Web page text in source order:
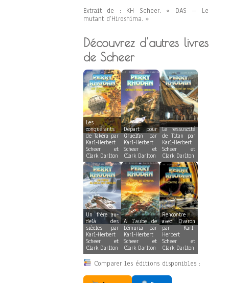
Extrait de : KH Scheer. « DAS – Le
mutant d’Hiroshima. »
Découvrez d'autres livres
de Scheer
Les
conquérants
de Takéra par
Karl-Herbert
Scheer et
Clark Darlton
Départ pour
Gruelfin par
Karl-Herbert
Scheer et
Clark Darlton
Le ressuscité
de Titan par
Karl-Herbert
Scheer et
Clark Darlton
Un frère au-
delà des
siècles par
Karl-Herbert
Scheer et
Clark Darlton
A l’aube de
Lémuria par
Karl-Herbert
Scheer et
Clark Darlton
Rencontre
avec Ovaron
par Karl-
Herbert
Scheer et
Clark Darlton
Comparer les éditions disponibles :